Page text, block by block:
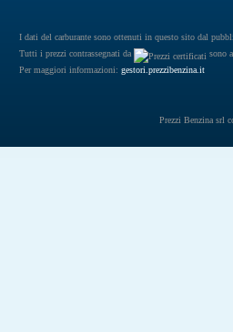
I dati del carburante sono ottenuti in questo sito dal
Tutti i prezzi contrassegnati da
sono
Per maggiori informazioni: gestori.prezzibenzina.it
Prezzi Benzina srl